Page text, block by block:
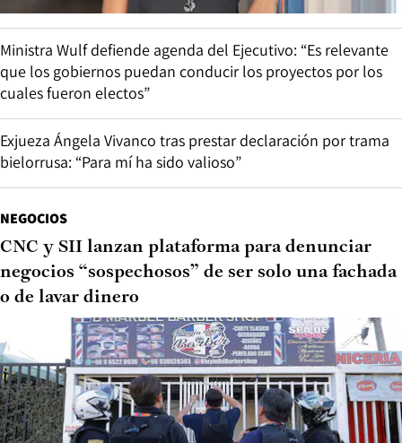
Ministra Wulf defiende agenda del Ejecutivo: “Es relevante
que los gobiernos puedan conducir los proyectos por los
cuales fueron electos”
Exjueza Ángela Vivanco tras prestar declaración por trama
bielorrusa: “Para mí ha sido valioso”
NEGOCIOS
CNC y SII lanzan plataforma para denunciar
negocios “sospechosos” de ser solo una fachada
o de lavar dinero